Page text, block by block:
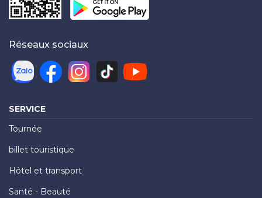
Réseaux sociaux
SERVICE
Tournée
billet touristique
Hôtel et transport
Santé - Beauté